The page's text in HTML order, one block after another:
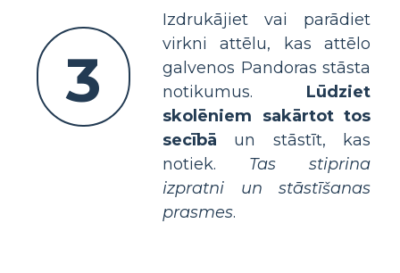
3
Izdrukājiet vai parādiet
virkni attēlu, kas attēlo
galvenos Pandoras stāsta
notikumus. Lūdziet
skolēniem sakārtot tos
secībā un stāstīt, kas
notiek. Tas stiprina
izpratni un stāstīšanas
prasmes.